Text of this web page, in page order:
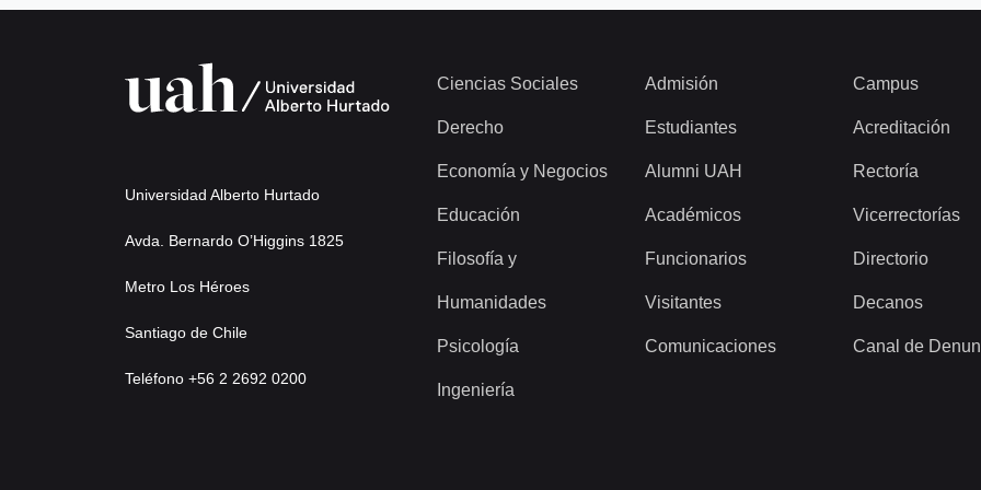
Universidad Alberto Hurtado
Avda. Bernardo O’Higgins 1825
Metro Los Héroes
Santiago de Chile
Teléfono +56 2 2692 0200
Ciencias Sociales
Derecho
Economía y Negocios
Educación
Filosofía y
Humanidades
Psicología
Ingeniería
Admisión
Estudiantes
Alumni UAH
Académicos
Funcionarios
Visitantes
Comunicaciones
Campus
Acreditación
Rectoría
Vicerrectorías
Directorio
Decanos
Canal de